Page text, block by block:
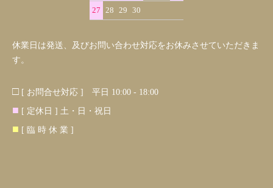
27 28 29 30
休業日は発送、及びお問い合わせ対応をお休みさせていただきま
す。
□ [ お問合せ対応 ] 平日 10:00 - 18:00
■ [ 定休日 ] 土・日・祝日
■ [ 臨 時 休 業 ]